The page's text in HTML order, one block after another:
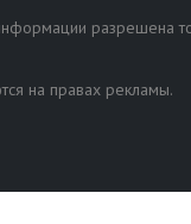
разрешена
на правах рекламы.